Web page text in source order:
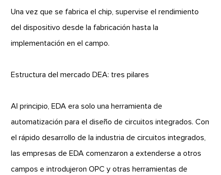
Una vez que se fabrica el chip, supervise el rendimiento
del dispositivo desde la fabricación hasta la
implementación en el campo.
Estructura del mercado DEA: tres pilares
Al principio, EDA era solo una herramienta de
automatización para el diseño de circuitos integrados. Con
el rápido desarrollo de la industria de circuitos integrados,
las empresas de EDA comenzaron a extenderse a otros
campos e introdujeron OPC y otras herramientas de